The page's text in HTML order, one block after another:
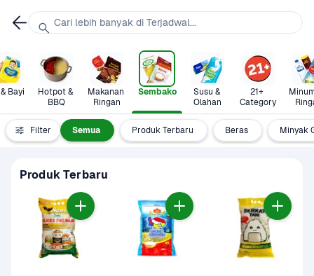
Bayi
Hotpot &
BBQ
Makanan
Ringan
Sembako
Susu &
Olahan
21+
Category
Filter Semua Produk Terbaru Beras Minyak
Produk Terbaru
Cari lebih banyak di Terjadwal...